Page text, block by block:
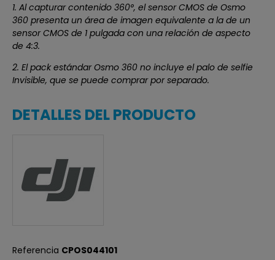
1. Al capturar contenido 360°, el sensor CMOS de Osmo
360 presenta un área de imagen equivalente a la de un
sensor CMOS de 1 pulgada con una relación de aspecto
de 4:3.
2. El pack estándar Osmo 360 no incluye el palo de selfie
Invisible, que se puede comprar por separado.
DETALLES DEL PRODUCTO
Referencia CPOS044101